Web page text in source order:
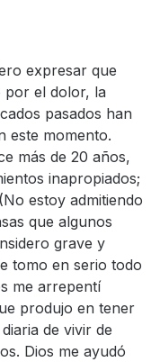
expresar que
por el dolor, la
pasados han
este momento.
más de 20 años,
inapropiados;
estoy admitiendo
que algunos
grave y
tomo en serio todo
me arrepentí
produjo en tener
de vivir de
Dios me ayudó